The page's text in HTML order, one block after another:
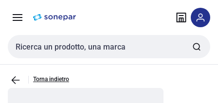
navigazione alla
Cerca input
Torna indietro